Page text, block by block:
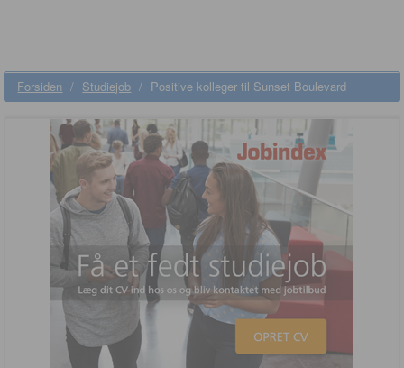
Forsiden / Studiejob / Positive kolleger til Sunset Boulevard